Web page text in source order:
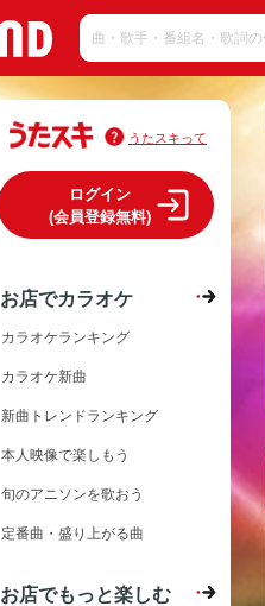
うたスキって
ログイン
(会員登録無料)
お店でカラオケ
カラオケランキング
カラオケ新曲
新曲トレンドランキング
本人映像で楽しもう
旬のアニソンを歌おう
定番曲・盛り上がる曲
お店でもっと楽しむ